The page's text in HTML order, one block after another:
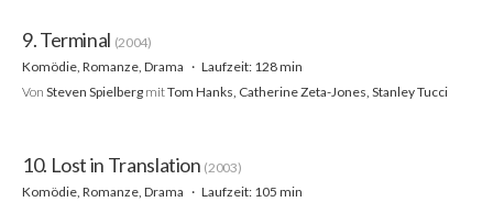
9. Terminal (2004)
Komödie, Romanze, Drama
Laufzeit: 128 min
Von Steven Spielberg mitTom Hanks, Catherine Zeta-Jones, Stanley Tucci
10. Lost in Translation (2003)
Komödie, Romanze, Drama
Laufzeit: 105 min